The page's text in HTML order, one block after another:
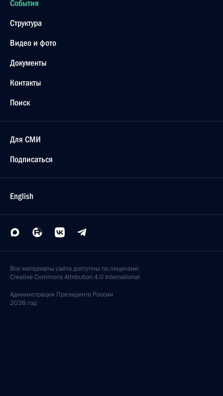
События
Структура
Видео и фото
Документы
Контакты
Поиск
Для СМИ
Подписаться
English
Все материалы сайта доступны по лицензии:
Creative Commons Attribution 4.0 International
Администрация Президента России
2026 год